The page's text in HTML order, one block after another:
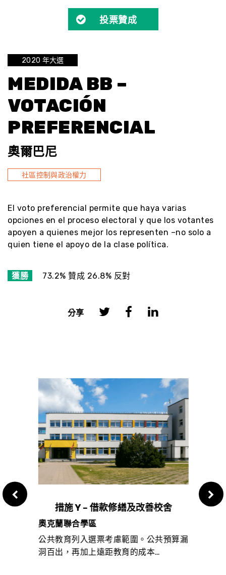
投票贊成
2020 年大選
MEDIDA BB –
VOTACIÓN
PREFERENCIAL
奧爾巴尼
社區控制與政治權力
El voto preferencial permite que haya varias
opciones en el proceso electoral y que los votantes
apoyen a quienes mejor los representen –no solo a
quien tiene el apoyo de la clase política.
獲勝 73.2% 贊成 26.8% 反對
分享
措施 Y – 借款修繕及改善校舍
奧克蘭聯合學區
公共教育列入選票考慮範圍。公共預算漏
洞百出，再加上遠距教育的成本…
第